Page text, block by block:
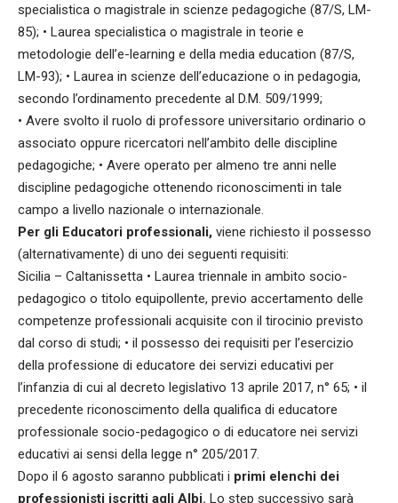
specialistica o magistrale in scienze pedagogiche (87/S, LM-
85); • Laurea specialistica o magistrale in teorie e
metodologie dell’e-learning e della media education (87/S,
LM-93); • Laurea in scienze dell’educazione o in pedagogia,
secondo l’ordinamento precedente al D.M. 509/1999;
• Avere svolto il ruolo di professore universitario ordinario o
associato oppure ricercatori nell’ambito delle discipline
pedagogiche; • Avere operato per almeno tre anni nelle
discipline pedagogiche ottenendo riconoscimenti in tale
campo a livello nazionale o internazionale.
Per gli Educatori professionali, viene richiesto il possesso
(alternativamente) di uno dei seguenti requisiti:
Sicilia – Caltanissetta • Laurea triennale in ambito socio-
pedagogico o titolo equipollente, previo accertamento delle
competenze professionali acquisite con il tirocinio previsto
dal corso di studi; • il possesso dei requisiti per l’esercizio
della professione di educatore dei servizi educativi per
l’infanzia di cui al decreto legislativo 13 aprile 2017, n° 65; • il
precedente riconoscimento della qualifica di educatore
professionale socio-pedagogico o di educatore nei servizi
educativi ai sensi della legge n° 205/2017.
Dopo il 6 agosto saranno pubblicati i primi elenchi dei
professionisti iscritti agli Albi. Lo step successivo sarà